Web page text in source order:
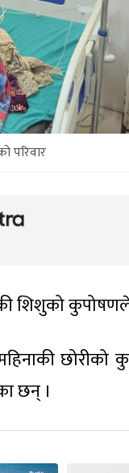
परिवार
शिशुको
छन् ।